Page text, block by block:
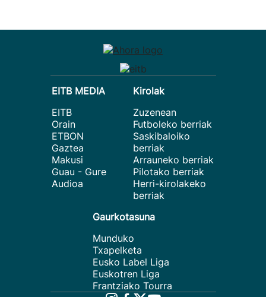
EITB MEDIA
EITB
Orain
ETBON
Gaztea
Makusi
Guau - Gure
Audioa
Kirolak
Zuzenean
Futboleko berriak
Saskibaloiko
berriak
Arrauneko berriak
Pilotako berriak
Herri-kirolakeko
berriak
Gaurkotasuna
Munduko
Txapelketa
Eusko Label Liga
Euskotren Liga
Frantziako Tourra